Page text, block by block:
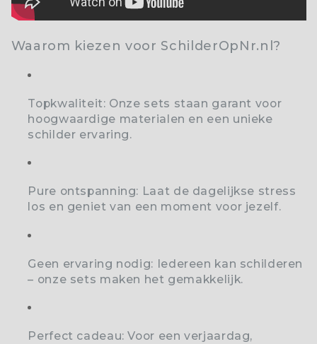
Waarom kiezen voor SchilderOpNr.nl?
Topkwaliteit: Onze sets staan garant voor
hoogwaardige materialen en een unieke
schilder ervaring.
Pure ontspanning: Laat de dagelijkse stress
los en geniet van een moment voor jezelf.
Geen ervaring nodig: Iedereen kan schilderen
– onze sets maken het gemakkelijk.
Perfect cadeau:Voor een verjaardag,